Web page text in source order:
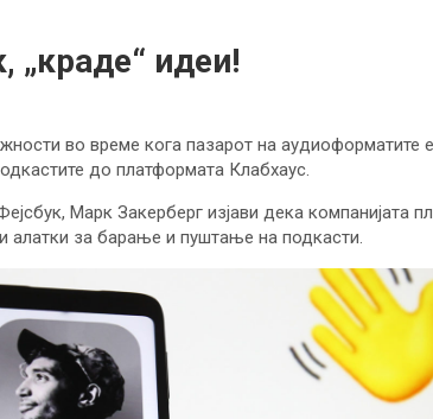
„краде“ идеи!
во време кога пазарот на аудиоформатите
до платформата Клабхаус.
Марк Закерберг изјави дека компанијата
алатки за барање и пуштање на подкасти.